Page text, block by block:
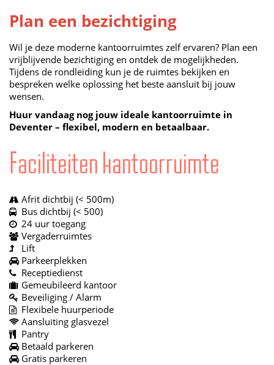
Plan een bezichtiging
Wil je deze moderne kantoorruimtes zelf ervaren? Plan een
vrijblijvende bezichtiging en ontdek de mogelijkheden.
Tijdens de rondleiding kun je de ruimtes bekijken en
bespreken welke oplossing het beste aansluit bij jouw
wensen.
Huur vandaag nog jouw ideale kantoorruimte in
Deventer – flexibel, modern en betaalbaar.
Faciliteiten kantoorruimte
Afrit dichtbij (< 500m)
Bus dichtbij (< 500)
24 uur toegang
Vergaderruimtes
Lift
Parkeerplekken
Receptiedienst
Gemeubileerd kantoor
Beveiliging / Alarm
Flexibele huurperiode
Aansluiting glasvezel
Pantry
Betaald parkeren
Gratis parkeren